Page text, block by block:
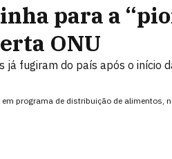
para a
ONU
já fugiram do país após o início
programa de distribuição de